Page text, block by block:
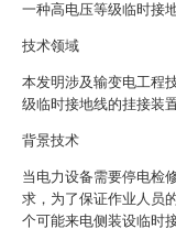
一种高电压等级临时接
技术领域
本发明涉及输变电工程
级临时接地线的挂接装
背景技术
当电力设备需要停电检
求，为了保证作业人员
个可能来电侧装设临时